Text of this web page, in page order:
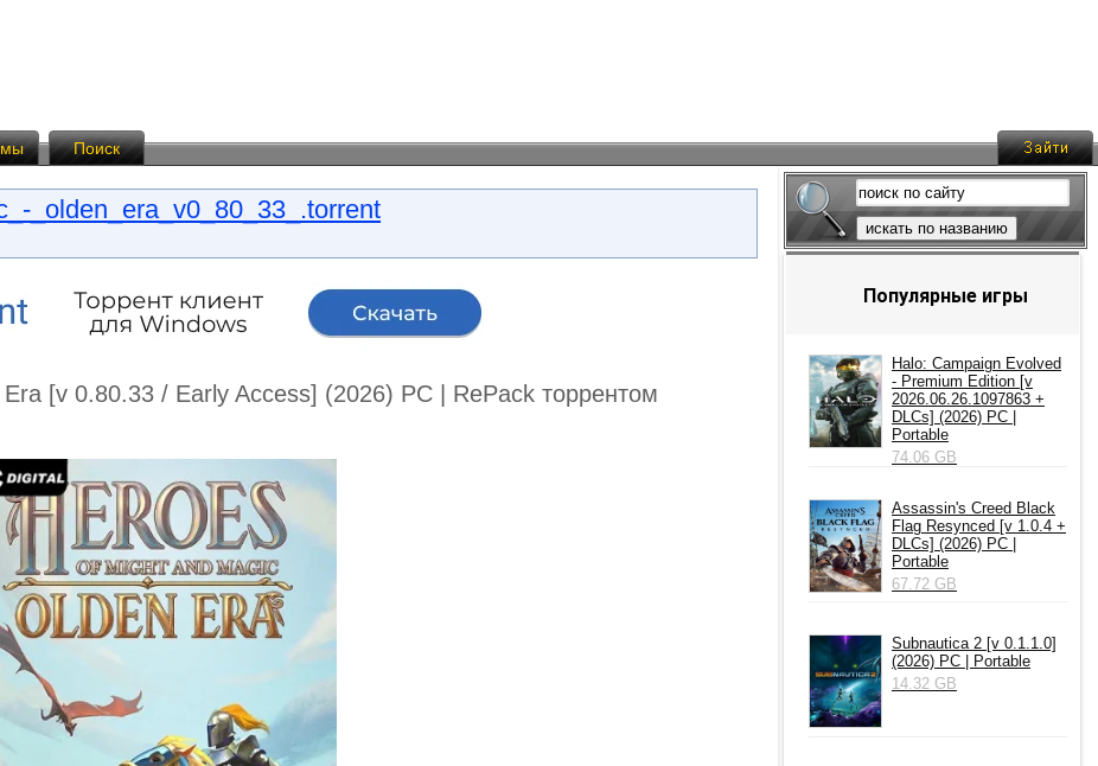
Поиск
_olden_era_v0_80_33_.torrent
[v 0.80.33 / Early Access] (2026) PC | RePack торрентом
искать по названию
Популярные игры
Halo: Campaign Evolved
- Premium Edition [v
2026.06.26.1097863 +
DLCs] (2026) PC |
Portable
74.06 GB
Assassin's Creed Black
Flag Resynced [v 1.0.4 +
DLCs] (2026) PC |
Portable
67.72 GB
Subnautica 2 [v 0.1.1.0]
(2026) PC | Portable
14.32 GB